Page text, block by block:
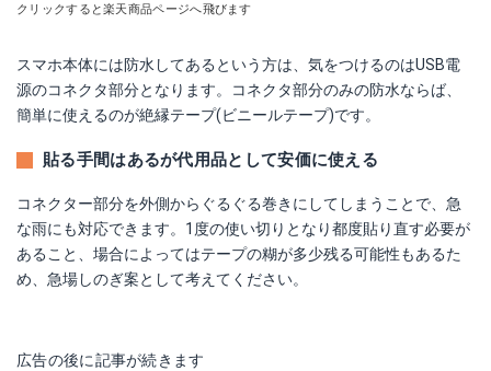
クリックすると楽天商品ページへ飛びます
スマホ本体には防水してあるという方は、気をつけるのはUSB電
源のコネクタ部分となります。コネクタ部分のみの防水ならば、
簡単に使えるのが絶縁テープ(ビニールテープ)です。
貼る手間はあるが代用品として安価に使える
コネクター部分を外側からぐるぐる巻きにしてしまうことで、急
な雨にも対応できます。1度の使い切りとなり都度貼り直す必要が
あること、場合によってはテープの糊が多少残る可能性もあるた
め、急場しのぎ案として考えてください。
広告の後に記事が続きます